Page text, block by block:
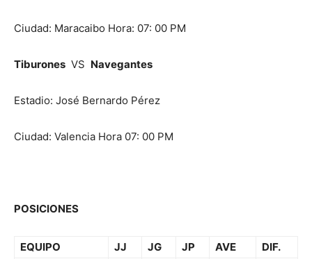
Ciudad: Maracaibo Hora: 07: 00 PM
Tiburones VS Navegantes
Estadio: José Bernardo Pérez
Ciudad: Valencia Hora 07: 00 PM
POSICIONES
EQUIPO JJ JG JP AVE
DIF.